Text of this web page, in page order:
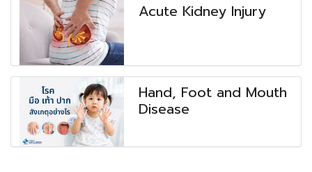
Acute Kidney Injury
Hand, Foot and Mouth
Disease